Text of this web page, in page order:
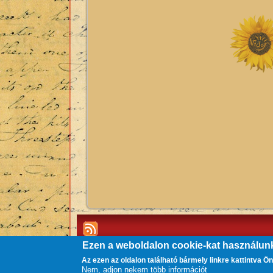
Ezen a weboldalon cookie-kat
Az ezen az oldalon található bármely linkre kattintva
Nem, adjon nekem több információt